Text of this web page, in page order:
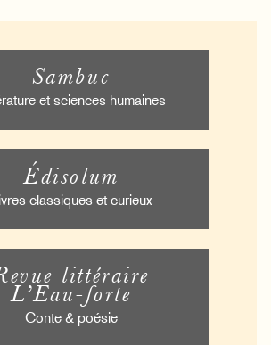
Sambuc
et sciences humaines
Édisolum
classiques et curieux
littéraire
L’Eau-forte
Conte & poésie